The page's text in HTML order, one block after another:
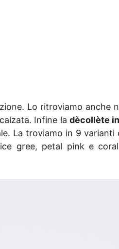
Lo ritroviamo anche
Infine la dècollète
La troviamo in 9
gree, petal pink e